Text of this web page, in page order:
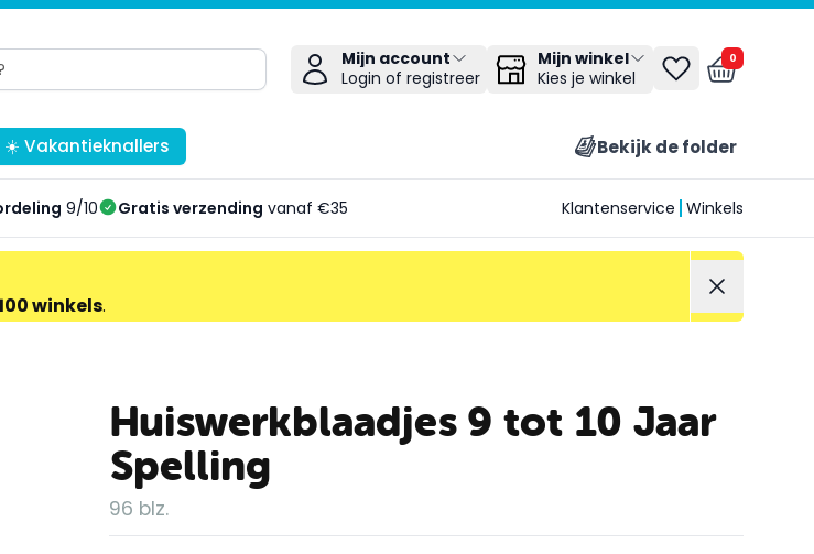
Mijn account
Login of registreer
Mijn winkel
Kies je winkel
0
☀️ Vakantieknallers Bekijk de folder
9/10 Gratis verzending vanaf €35 Klantenservice Winkels
winkels.
Huiswerkblaadjes 9 tot 10 Jaar
Spelling
96 blz.